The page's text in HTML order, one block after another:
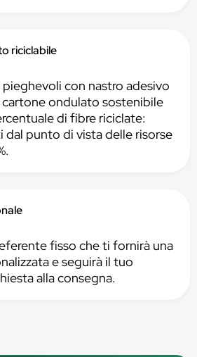
riciclabile
con nastro adesivo
cartone ondulato sostenibile
di fibre riciclate:
punto di vista delle risorse
fisso che ti fornirà una
e seguirà il tuo
alla consegna.